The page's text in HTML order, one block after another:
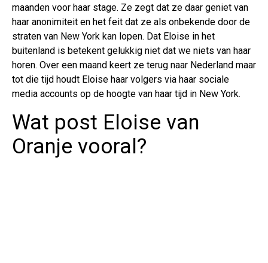
maanden voor haar stage. Ze zegt dat ze daar geniet van
haar anonimiteit en het feit dat ze als onbekende door de
straten van New York kan lopen. Dat Eloise in het
buitenland is betekent gelukkig niet dat we niets van haar
horen. Over een maand keert ze terug naar Nederland maar
tot die tijd houdt Eloise haar volgers via haar sociale
media accounts op de hoogte van haar tijd in New York.
Wat post Eloise van
Oranje vooral?